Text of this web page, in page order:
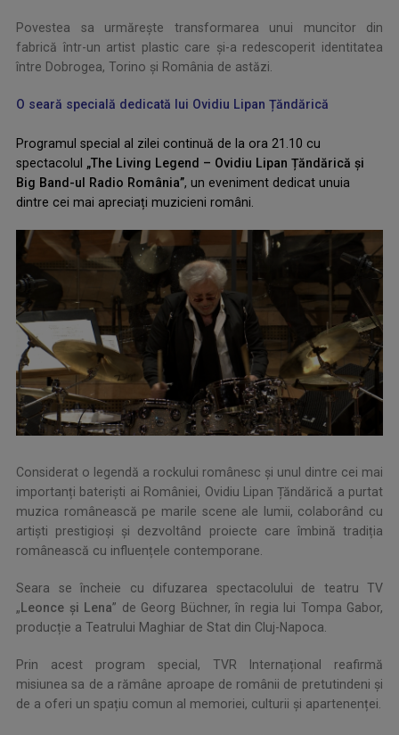
Povestea sa urmărește transformarea unui muncitor din
fabrică într-un artist plastic care și-a redescoperit identitatea
între Dobrogea, Torino și România de astăzi.
O seară specială dedicată lui Ovidiu Lipan Țăndărică
Programul special al zilei continuă de la ora 21.10 cu
spectacolul „The Living Legend – Ovidiu Lipan Țăndărică și
Big Band-ul Radio România”, un eveniment dedicat unuia
dintre cei mai apreciați muzicieni români.
Considerat o legendă a rockului românesc și unul dintre cei mai
importanți bateriști ai României, Ovidiu Lipan Țăndărică a purtat
muzica românească pe marile scene ale lumii, colaborând cu
artiști prestigioși și dezvoltând proiecte care îmbină tradiția
românească cu influențele contemporane.
Seara se încheie cu difuzarea spectacolului de teatru TV
„ Leonce și Lena” de Georg Büchner, în regia lui Tompa Gabor,
producție a Teatrului Maghiar de Stat din Cluj-Napoca.
Prin acest program special, TVR Internațional reafirmă
misiunea sa de a rămâne aproape de românii de pretutindeni și
de a oferi un spațiu comun al memoriei, culturii și apartenenței.